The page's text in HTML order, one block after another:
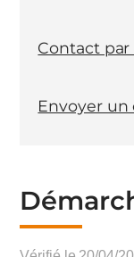
Contact
Envoyer un